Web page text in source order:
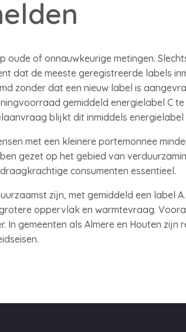
of onnauwkeurige metingen.
dat de meeste geregistreerde labels
zonder dat een nieuw label is
gemiddeld energielabel C
blijkt dit inmiddels energielabel
met een kleinere portemonnee
gezet op het gebied van
consumenten essentieel.
zijn, met gemiddeld een label
oppervlak en warmtevraag.
gemeenten als Almere en Houten zijn